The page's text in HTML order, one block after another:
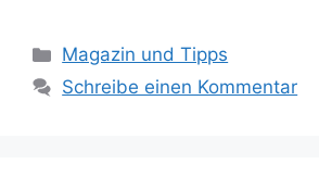
Kategorien
Magazin und Tipps
Schreibe einen Kommentar